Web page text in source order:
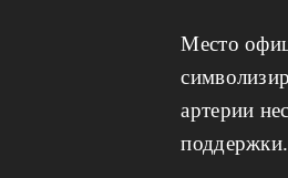
Место
артерии
поддержки.